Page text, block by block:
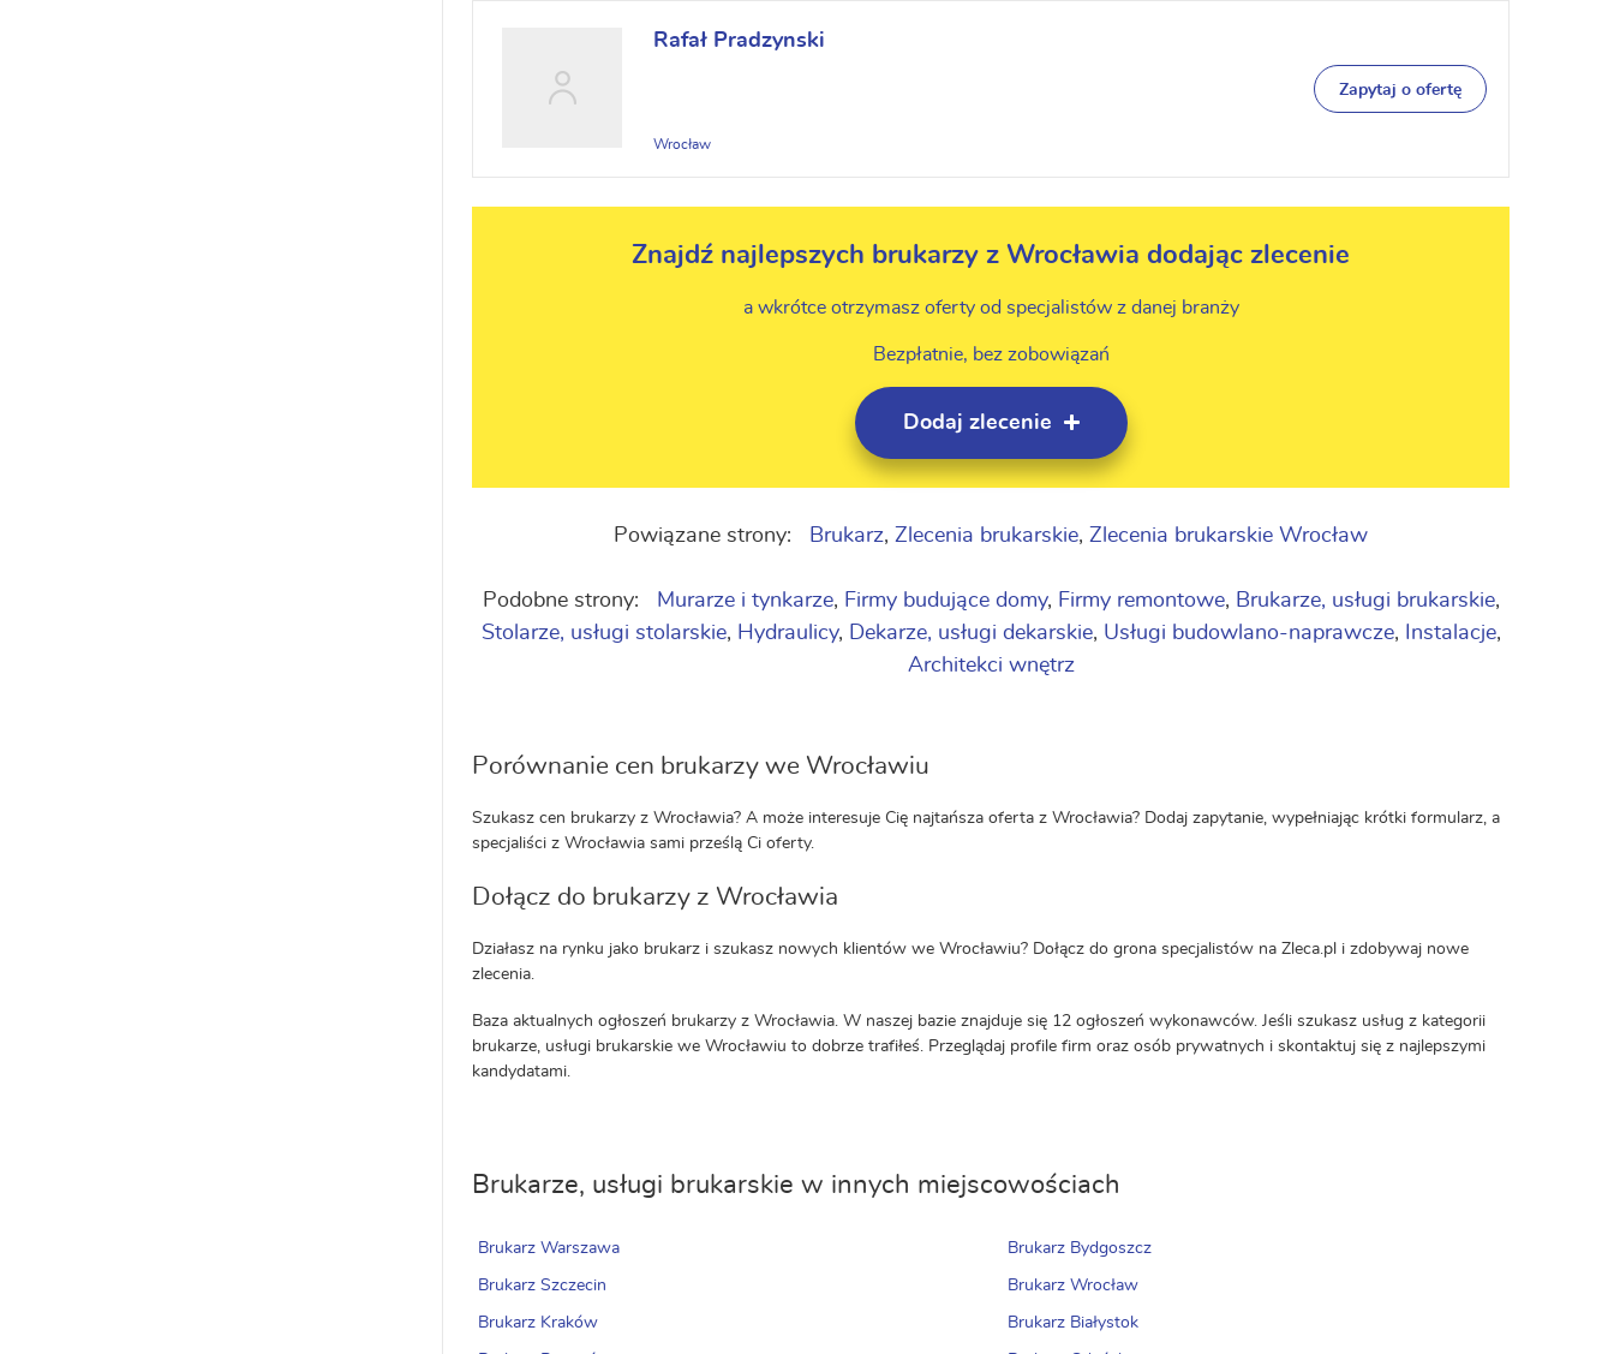
Rafał Pradzynski
Wrocław
Zapytaj o ofertę
Znajdź najlepszych brukarzy z Wrocławia dodając zlecenie
a wkrótce otrzymasz oferty od specjalistów z danej branży
Bezpłatnie, bez zobowiązań
Dodaj zlecenie
Powiązane strony: Brukarz, Zlecenia brukarskie, Zlecenia brukarskie Wrocław
Podobne strony: Murarze i tynkarze, Firmy budujące domy, Firmy remontowe, Brukarze, usługi brukarskie,
Stolarze, usługi stolarskie, Hydraulicy, Dekarze, usługi dekarskie, Usługi budowlano-naprawcze, Instalacje,
Architekci wnętrz
Porównanie cen brukarzy we Wrocławiu
Szukasz cen brukarzy z Wrocławia? A może interesuje Cię najtańsza oferta z Wrocławia? Dodaj zapytanie, wypełniając krótki formularz, a
specjaliści z Wrocławia sami prześlą Ci oferty.
Dołącz do brukarzy z Wrocławia
Działasz na rynku jako brukarz i szukasz nowych klientów we Wrocławiu? Dołącz do grona specjalistów na Zleca.pl i zdobywaj nowe
zlecenia.
Baza aktualnych ogłoszeń brukarzy z Wrocławia. W naszej bazie znajduje się 12 ogłoszeń wykonawców. Jeśli szukasz usług z kategorii
brukarze, usługi brukarskie we Wrocławiu to dobrze trafiłeś. Przeglądaj profile firm oraz osób prywatnych i skontaktuj się z najlepszymi
kandydatami.
Brukarze, usługi brukarskie w innych miejscowościach
Brukarz Warszawa
Brukarz Szczecin
Brukarz Kraków
Brukarz Bydgoszcz
Brukarz Wrocław
Brukarz Białystok